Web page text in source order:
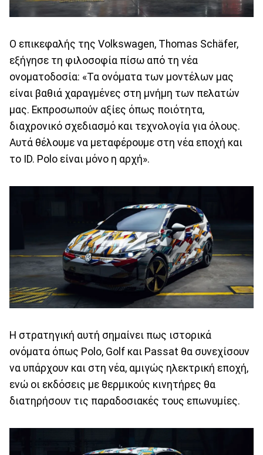
Ο επικεφαλής της Volkswagen, Thomas Schäfer,
εξήγησε τη φιλοσοφία πίσω από τη νέα
ονοματοδοσία: «Τα ονόματα των μοντέλων μας
είναι βαθιά χαραγμένες στη μνήμη των πελατών
μας. Εκπροσωπούν αξίες όπως ποιότητα,
διαχρονικό σχεδιασμό και τεχνολογία για όλους.
Αυτά θέλουμε να μεταφέρουμε στη νέα εποχή και
το ID. Polo είναι μόνο η αρχή».
Η στρατηγική αυτή σημαίνει πως ιστορικά
ονόματα όπως Polo, Golf και Passat θα συνεχίσουν
να υπάρχουν και στη νέα, αμιγώς ηλεκτρική εποχή,
ενώ οι εκδόσεις με θερμικούς κινητήρες θα
διατηρήσουν τις παραδοσιακές τους επωνυμίες.